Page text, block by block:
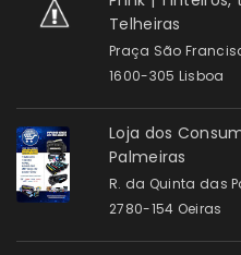
Telheiras
Praça São
1600-305 Lisboa
Loja dos
Palmeiras
R. da Quinta das
2780-154 Oeiras